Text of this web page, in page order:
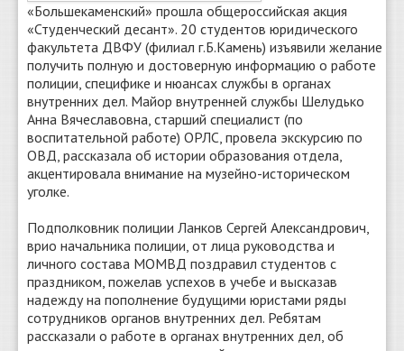
«Большекаменский» прошла общероссийская акция
«Студенческий десант». 20 студентов юридического
факультета ДВФУ (филиал г.Б.Камень) изъявили желание
получить полную и достоверную информацию о работе
полиции, специфике и нюансах службы в органах
внутренних дел. Майор внутренней службы Шелудько
Анна Вячеславовна, старший специалист (по
воспитательной работе) ОРЛС, провела экскурсию по
ОВД, рассказала об истории образования отдела,
акцентировала внимание на музейно-историческом
уголке.
Подполковник полиции Ланков Сергей Александрович,
врио начальника полиции, от лица руководства и
личного состава МОМВД поздравил студентов с
праздником, пожелав успехов в учебе и высказав
надежду на пополнение будущими юристами ряды
сотрудников органов внутренних дел. Ребятам
рассказали о работе в органах внутренних дел, об